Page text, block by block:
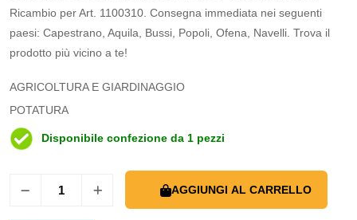
Ricambio per Art. 1100310. Consegna immediata nei seguenti
paesi: Capestrano, Aquila, Bussi, Popoli, Ofena, Navelli. Trova il
prodotto più vicino a te!
AGRICOLTURA E GIARDINAGGIO
POTATURA
Disponibile confezione da 1 pezzi
AGGIUNGI AL CARRELLO